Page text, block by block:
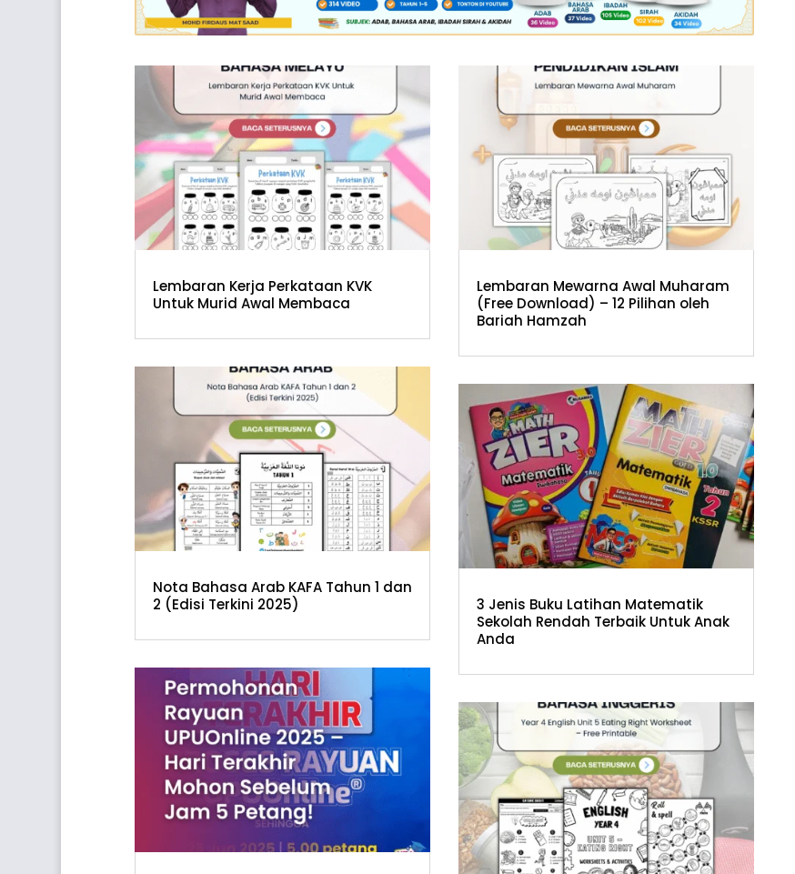
Lembaran Kerja Perkataan KVK
Untuk Murid Awal Membaca
Nota Bahasa Arab KAFA Tahun 1 dan
2 (Edisi Terkini 2025)
Lembaran Mewarna Awal Muharam
(Free Download) – 12 Pilihan oleh
Bariah Hamzah
3 Jenis Buku Latihan Matematik
Sekolah Rendah Terbaik Untuk Anak
Anda